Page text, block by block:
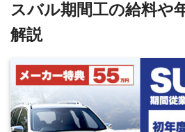
スバル期間工の給料や
解説